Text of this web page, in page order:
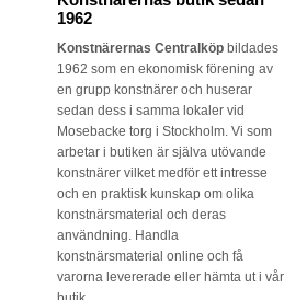
1962
Konstnärernas Centralköp bildades
1962 som en ekonomisk förening av
en grupp konstnärer och huserar
sedan dess i samma lokaler vid
Mosebacke torg i Stockholm. Vi som
arbetar i butiken är själva utövande
konstnärer vilket medför ett intresse
och en praktisk kunskap om olika
konstnärsmaterial och deras
användning. Handla
konstnärsmaterial online och få
varorna levererade eller hämta ut i vår